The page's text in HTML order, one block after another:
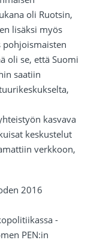
oli Ruotsin,
lisäksi myös
pohjoismaisten
oli se, että Suomi
saatiin
kasvava
keskustelut
verkkoon,
2016
-
PEN:in